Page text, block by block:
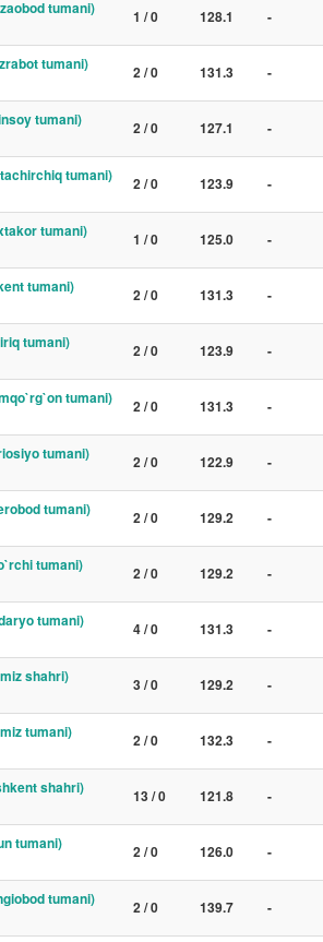
tumani) 1 / 0 128.1 -
tumani) 2 / 0 131.3 -
tumani) 2 / 0 127.1 -
tumani) 2 / 0 123.9 -
tumani) 1 / 0 125.0 -
tumani) 2 / 0 131.3 -
tumani) 2 / 0 123.9 -
tumani) 2 / 0 131.3 -
tumani) 2 / 0 122.9 -
tumani) 2 / 0 129.2 -
tumani) 2 / 0 129.2 -
tumani) 4 / 0 131.3 -
shahri) 3 / 0 129.2 -
tumani) 2 / 0 132.3 -
shahri) 13 / 0 121.8 -
tumani) 2 / 0 126.0 -
tumani) 2 / 0 139.7 -